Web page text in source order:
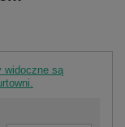
widoczne są